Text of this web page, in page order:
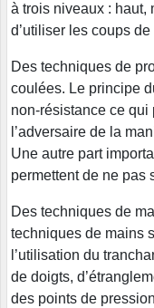
à trois niveaux : haut,
d’utiliser les coups
Des techniques de
coulées. Le principe
non-résistance ce qui
l’adversaire de la
Une autre part
permettent de ne pas
Des techniques de
techniques de mains
l’utilisation du
de doigts,
des points de